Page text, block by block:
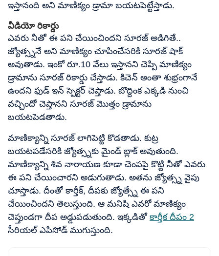
ఇస్తానంది అని మాణిక్యం డ్రామా బయటపెట్టేస్తాడు.
వీడియో రికార్డు
ఎవరు నీతో ఈ పని చేయించిందని సూరజ్ అడిగితే..
జ్యోత్స్ననే అని మాణిక్యం చూపించేసరికి సూరజ్ షాక్
అవుతాడు. ఇంకో రూ.10 వేలు ఇస్తానని చెప్పి మాణిక్యం
డ్రామాను సూరజ్ రికార్డు చేస్తాడు. కిచెన్ అంతా శుభ్రంగానే
ఉందని ఫుడ్ ఇన్ స్పెక్టర్ చెప్తాడు. బొద్దింక ఎక్కడి నుంచి
వచ్చిందో చెప్తానని సూరజ్ మొత్తం డ్రామాను
బయటపెడతాడు.
మాణిక్యాన్ని సూరజ్ లాగిపెట్టి కొడతాడు. కుట్ర
బయటపడేసరికి జ్యోత్స్నకు మైండ్ బ్లాక్ అవుతుంది.
మాణిక్యాన్ని శివ నారాయణ కూడా చెంపపై కొట్టి నీతో ఎవరు
ఈ పని చేయించారని అడుగుతాడు. అతను జ్యోత్స్న వైపు
చూస్తాడు. దీంతో కార్తీక్, దీపకు జ్యోత్స్నే ఈ పని
చేయించిందని తెలుస్తుంది. ఆ మనిషి ఎవరో మాణిక్యం
చెప్తుండగా దీప అడ్డుపడుతుంది. ఇక్కడితో కార్తీక దీపం 2
సీరియల్ ఎపిసోడ్ ముగుస్తుంది.